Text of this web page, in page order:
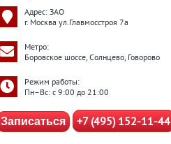
Адрес: ЗАО
г. Москва ул.Главмосстроя 7а
Метро:
Боровское шоссе, Солнцево, Говорово
Режим работы:
Пн–Вс: с 9:00 до 21:00
Записаться +7 (495) 152-11-44